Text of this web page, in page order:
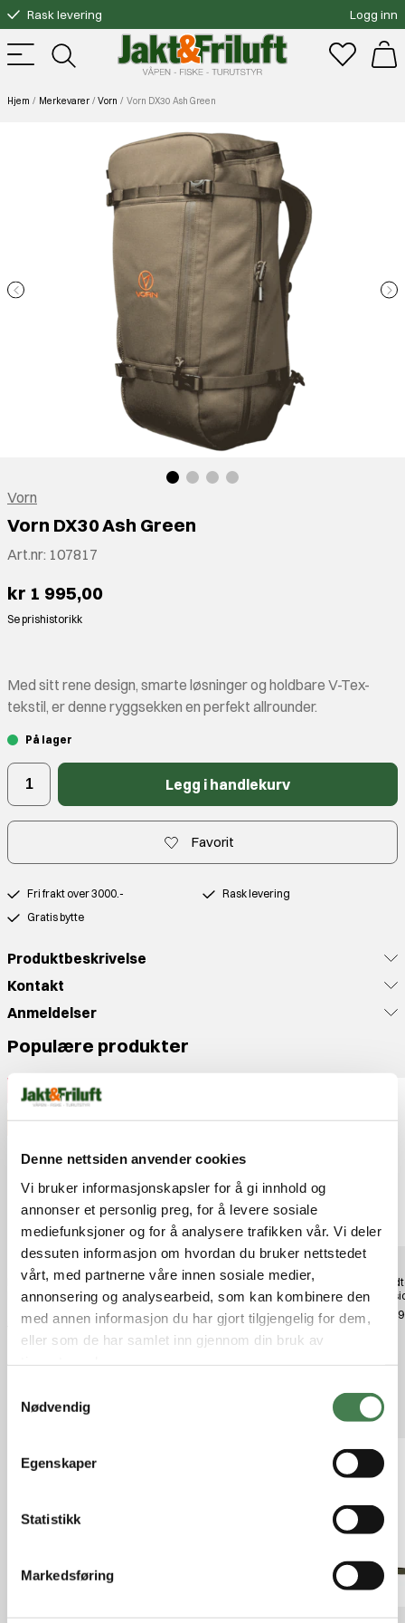
Denne nettsiden anvender cookies
Vi bruker informasjonskapsler for å gi innhold og
annonser et personlig preg, for å levere sosiale
mediefunksjoner og for å analysere trafikken vår. Vi deler
dessuten informasjon om hvordan du bruker nettstedet
vårt, med partnerne våre innen sosiale medier,
annonsering og analysearbeid, som kan kombinere den
med annen informasjon du har gjort tilgjengelig for dem,
eller som de har samlet inn gjennom din bruk av
Nødvendig
Egenskaper
Statistikk
Markedsføring
Rask levering
Gratis bytte
Fri frakt over 3000.-
Logg inn
Hjem Merkevarer Vorn Vorn DX30 Ash Green
Vorn
Vorn DX30 Ash Green
Art.nr: 107817
kr 1 995,00
Se prishistorikk
Med sitt rene design, smarte løsninger og holdbare V-Tex-
tekstil, er denne ryggsekken en perfekt allrounder.
På lager
Legg i handlekurv
Favorit
Fri frakt over 3000.-
Rask levering
Gratis bytte
Produktbeskrivelse
Kontakt
Anmeldelser
Populære produkter
50%
OUTLET
Fjällräven Abisko Tights W Indigo
Blue
kr 800,00
kr 1 599,00
Alfa MILITÆR M/77 BLACK
kr 2 299,00
kr 3
Relaterte produkter